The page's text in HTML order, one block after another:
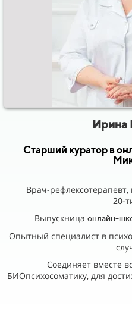
Ирина
Старший куратор в
Врач-рефлексотерапевт,
20-
Выпускница онлайн-
Опытный специалист в
Соединяет вместе
БИОпсихосоматику, для